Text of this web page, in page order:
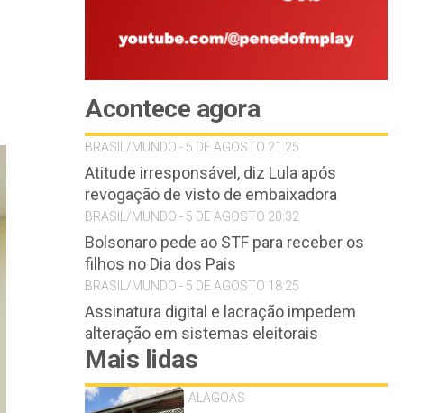
Acontece agora
BRASIL/MUNDO - 5 DE AGOSTO 21:25
Atitude irresponsável, diz Lula após
revogação de visto de embaixadora
BRASIL/MUNDO - 5 DE AGOSTO 20:32
Bolsonaro pede ao STF para receber os
filhos no Dia dos Pais
BRASIL/MUNDO - 5 DE AGOSTO 18:25
Assinatura digital e lacração impedem
alteração em sistemas eleitorais
Mais lidas
ALAGOAS